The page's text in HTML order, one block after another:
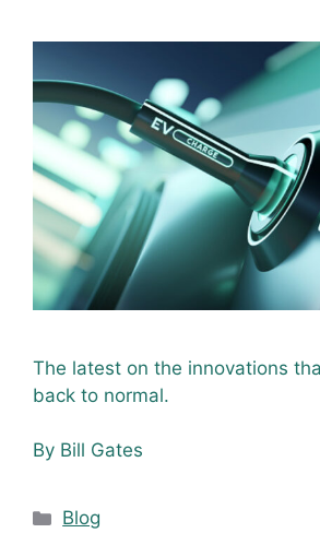
The latest on the innovations
back to normal.
By Bill Gates
Blog